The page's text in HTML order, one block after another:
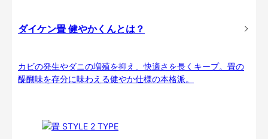
ダイケン畳 健やかくんとは？
カビの発生やダニの増殖を抑え、快適さを長くキープ。畳の
醍醐味を存分に味わえる健やか仕様の本格派。